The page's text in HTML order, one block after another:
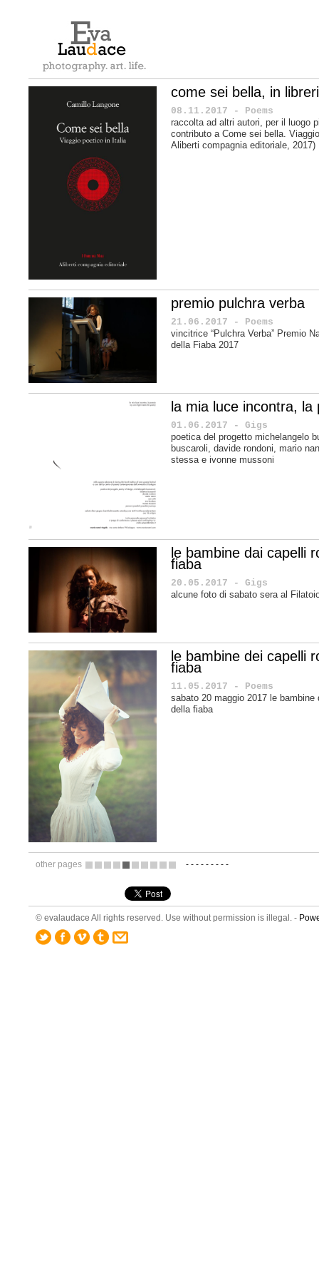
come sei bella, in
08.11.2017 - Poems
raccolta ad altri autori, per il luogo
contributo a Come sei bella.
Aliberti compagnia editoriale, 2017)
premio pulchra verba
21.06.2017 - Poems
vincitrice “Pulchra Verba” Premio
della Fiaba 2017
la mia luce incontra, la
01.06.2017 - Gigs
poetica del progetto michelangelo
buscaroli, davide rondoni, mario
stessa e ivonne mussoni
le bambine dai capelli
fiaba
20.05.2017 - Gigs
alcune foto di sabato sera al
le bambine dei capelli
fiaba
11.05.2017 - Poems
sabato 20 maggio 2017 le
della fiaba
other pages - - - - - - - - -
© evalaudace All rights reserved. Use without permission is illegal. -